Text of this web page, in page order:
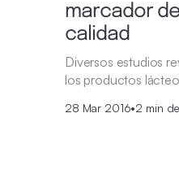
marcador
calidad
Diversos estudios
los productos
28 Mar 2016•2 min